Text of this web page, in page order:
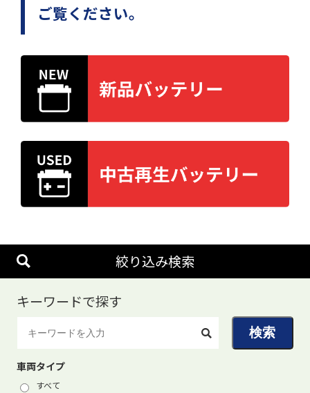
絞り込み検索
キーワードで探す
車両タイプ
すべて
ご覧ください。